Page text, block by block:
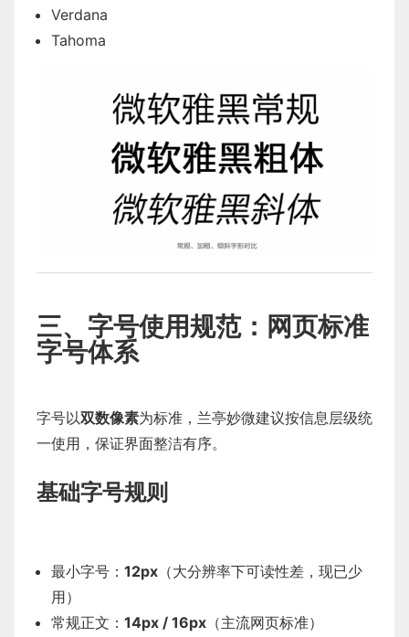
Verdana
Tahoma
三、字号使用规范：网页标准
字号体系
字号以双数像素为标准，兰亭妙微建议按信息层级统
一使用，保证界面整洁有序。
基础字号规则
最小字号： 12px （大分辨率下可读性差，现已少
用）
常规正文： 14px / 16px （主流网页标准）